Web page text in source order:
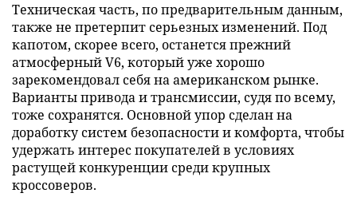
Техническая часть, по предварительным данным,
также не претерпит серьезных изменений. Под
капотом, скорее всего, останется прежний
атмосферный V6, который уже хорошо
зарекомендовал себя на американском рынке.
Варианты привода и трансмиссии, судя по всему,
тоже сохранятся. Основной упор сделан на
доработку систем безопасности и комфорта, чтобы
удержать интерес покупателей в условиях
растущей конкуренции среди крупных
кроссоверов.